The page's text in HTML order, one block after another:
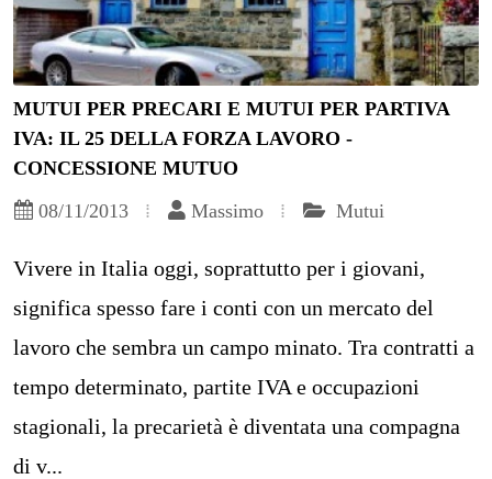
MUTUI PER PRECARI E MUTUI PER PARTIVA
IVA: IL 25 DELLA FORZA LAVORO -
CONCESSIONE MUTUO
08/11/2013
Massimo Mutui
Vivere in Italia oggi, soprattutto per i giovani,
significa spesso fare i conti con un mercato del
lavoro che sembra un campo minato. Tra contratti a
tempo determinato, partite IVA e occupazioni
stagionali, la precarietà è diventata una compagna
di v...